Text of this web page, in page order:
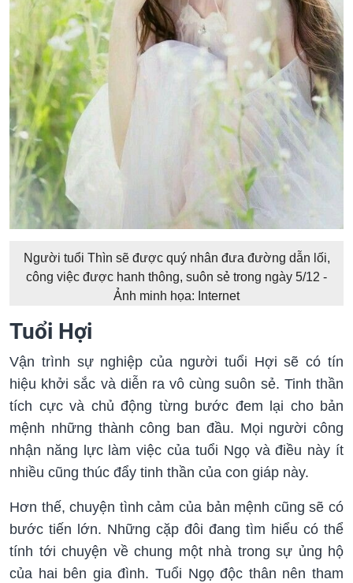
Người tuổi Thìn sẽ được quý nhân đưa đường dẫn lối,
công việc được hanh thông, suôn sẻ trong ngày 5/12 -
Ảnh minh họa: Internet
Tuổi Hợi
Vận trình sự nghiệp của người tuổi Hợi sẽ có tín
hiệu khởi sắc và
tích cực và chủ động từng bước đem lại cho bản
mệnh những thành công ban đầu. Mọi người công
nhận năng lực làm việc của tuổi Ngọ và điều này ít
Hơn thế, chuyện tình cảm của bản mệnh cũng sẽ có
bước tiến lớn. Những cặp đôi đang tìm hiểu có thể
tính tới chuyện về chung một nhà trong sự ủng hộ
của hai bên gia đình. Tuổi Ngọ độc thân nên tham